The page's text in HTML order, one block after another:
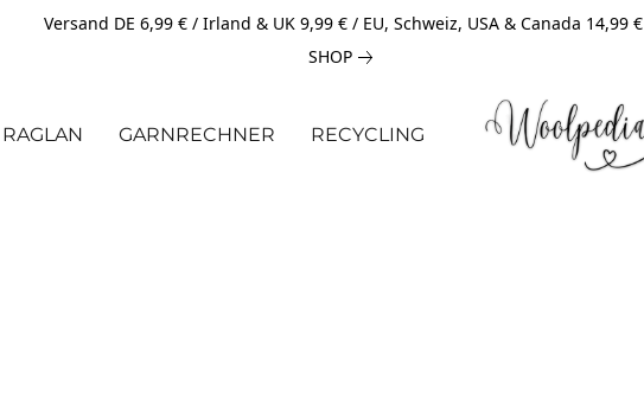
Versand DE 6,99 € / Irland & UK 9,99 € / EU, Schweiz, USA & Canada 14,99 €
SHOP
RAGLAN GARNRECHNER RECYCLING